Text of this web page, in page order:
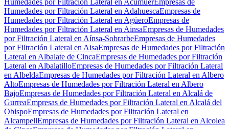
Humedades por Filtración Lateral en AdahuescaEmpresas de
Humedades por Filtración Lateral en AgüeroEmpresas de
Humedades por Filtración Lateral en AinsaEmpresas de Humedades
por Filtración Lateral en Aínsa-SobrarbeEmpresas de Humedades
por Filtración Lateral en AisaEmpresas de Humedades por Filtración
Lateral en Albalate de CincaEmpresas de Humedades por Filtración
Lateral en AlbalatilloEmpresas de Humedades por Filtración Lateral
en AlbeldaEmpresas de Humedades por Filtración Lateral en Albero
AltoEmpresas de Humedades por Filtración Lateral en Albero
BajoEmpresas de Humedades por Filtración Lateral en Alcalá de
GurreaEmpresas de Humedades por Filtración Lateral en Alcalá del
ObispoEmpresas de Humedades por Filtración Lateral en
AlcampellEmpresas de Humedades por Filtración Lateral en Alcolea